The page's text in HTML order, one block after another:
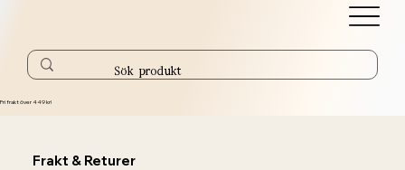
Fri frakt över 449 kr!
Frakt & Returer